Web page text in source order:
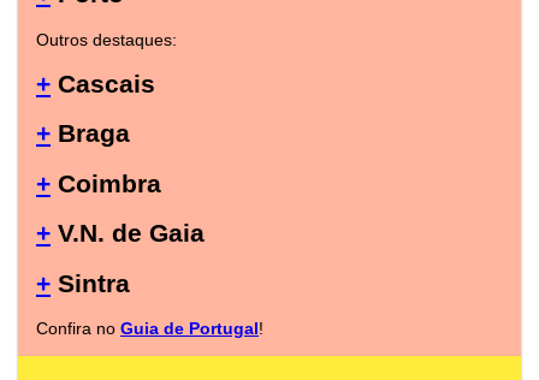
Outros destaques:
+ Cascais
+ Braga
+ Coimbra
+ V.N. de Gaia
+ Sintra
Confira no Guia de Portugal!